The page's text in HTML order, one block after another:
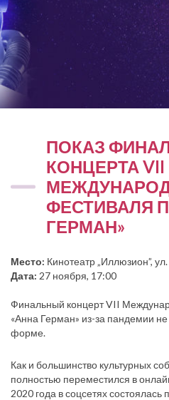
ПОКАЗ
КОНЦЕРТА VII
ФЕСТИВАЛЯ
ГЕРМАН»
Место: Кинотеатр „Иллюзион”,
Дата: 27 ноября, 17:00
Финальный концерт VII
«Анна Герман» из-за пандемии
форме.
Как и большинство культурных
полностью переместился в
2020 года в соцсетях состоялась